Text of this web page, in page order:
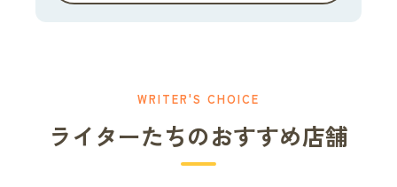
WRITER'S CHOICE
ライターたちのおすすめ店舗